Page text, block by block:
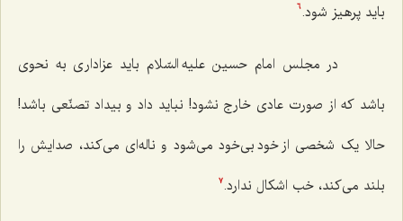
باید پرهیز شود.6
در مجلس امام حسین علیه السّلام باید عزاداری به نحوی
باشد که از صورت عادی خارج نشود! نباید داد و بیداد تصنّعی باشد!
حالا یک شخصی از خود بی‌خود می‌شود و ناله‌ای می‌کند، صدایش را
بلند می‌کند، خب اشکال ندارد.7